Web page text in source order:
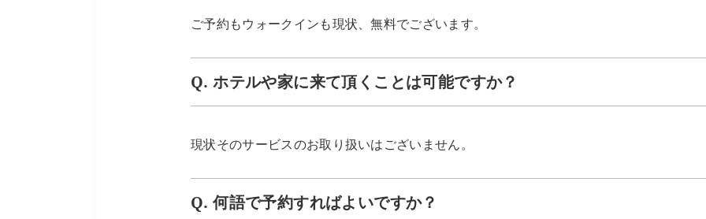
ご予約もウォークインも現状、無料でございます。
Q. ホテルや家に来て頂くことは可能ですか？
現状そのサービスのお取り扱いはございません。
Q. 何語で予約すればよいですか？